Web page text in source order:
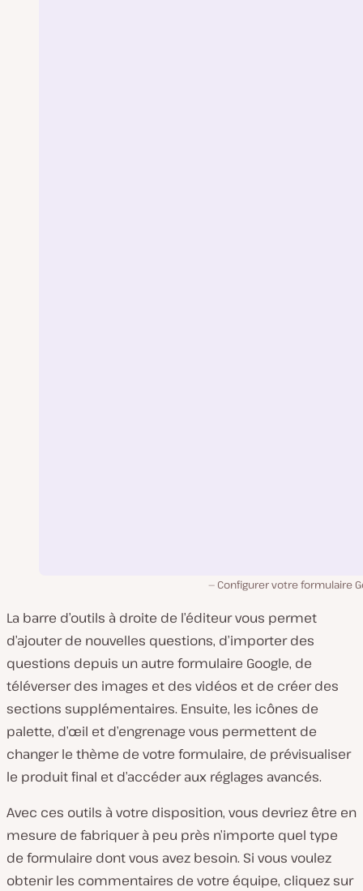
Configurer votre formulaire
La barre d’outils à droite de l’éditeur vous permet
d’ajouter de nouvelles questions, d’importer des
questions depuis un autre formulaire Google, de
téléverser des images et des vidéos et de créer des
sections supplémentaires. Ensuite, les icônes de
palette, d’œil et d’engrenage vous permettent de
changer le thème de votre formulaire, de prévisualiser
le produit final et d’accéder aux réglages avancés.
Avec ces outils à votre disposition, vous devriez être en
mesure de fabriquer à peu près n’importe quel type
de formulaire dont vous avez besoin. Si vous voulez
obtenir les commentaires de votre équipe, cliquez sur